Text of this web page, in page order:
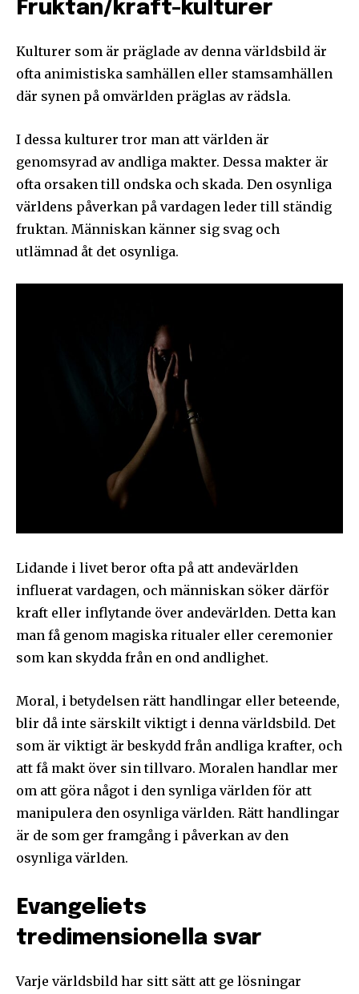
Fruktan/kraft-kulturer
Kulturer som är präglade av denna världsbild är
ofta animistiska samhällen eller stamsamhällen
där synen på omvärlden präglas av rädsla.
I dessa kulturer tror man att världen är
genomsyrad av andliga makter. Dessa makter är
ofta orsaken till ondska och skada. Den osynliga
världens påverkan på vardagen leder till ständig
fruktan. Människan känner sig svag och
utlämnad åt det osynliga.
Lidande i livet beror ofta på att andevärlden
influerat vardagen, och människan söker därför
kraft eller inflytande över andevärlden. Detta kan
man få genom magiska ritualer eller ceremonier
som kan skydda från en ond andlighet.
Moral, i betydelsen rätt handlingar eller beteende,
blir då inte särskilt viktigt i denna världsbild. Det
som är viktigt är beskydd från andliga krafter, och
att få makt över sin tillvaro. Moralen handlar mer
om att göra något i den synliga världen för att
manipulera den osynliga världen. Rätt handlingar
är de som ger framgång i påverkan av den
osynliga världen.
Evangeliets
tredimensionella svar
Varje världsbild har sitt sätt att ge lösningar